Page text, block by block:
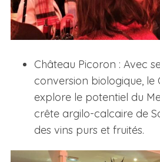
Château Picoron : Avec
conversion biologique, le
explore le potentiel du
crête argilo-calcaire de
des vins purs et fruités.